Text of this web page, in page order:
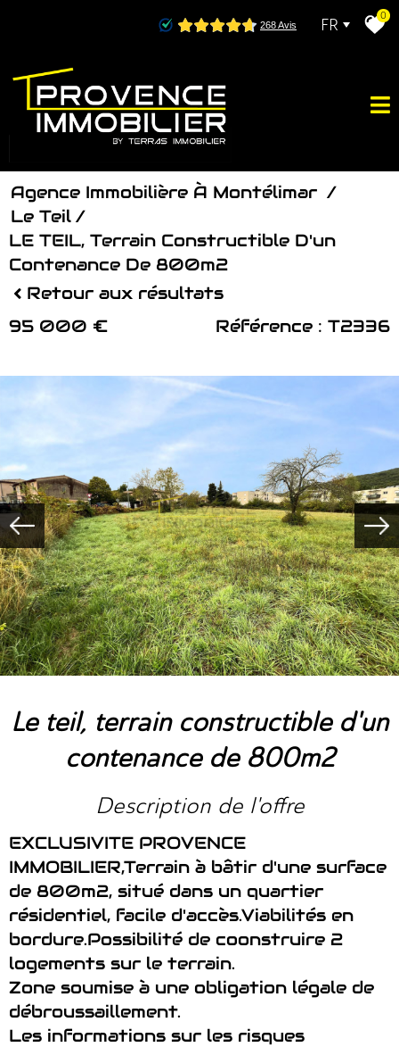
FR 0
Agence Immobilière À Montélimar
Le Teil
LE TEIL, Terrain Constructible D'un
Contenance De 800m2
Retour aux résultats
95 000 €
Référence : T2336
le teil, terrain constructible d'un
contenance de 800m2
description de l'offre
EXCLUSIVITE PROVENCE
IMMOBILIER,Terrain à bâtir d'une surface
de 800m2, situé dans un quartier
résidentiel, facile d'accès.Viabilités en
bordure.Possibilité de coonstruire 2
logements sur le terrain.
Zone soumise à une obligation légale de
débroussaillement.
Les informations sur les risques